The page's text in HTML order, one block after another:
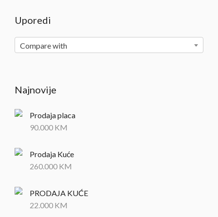
Uporedi
Compare with
Najnovije
Prodaja placa
90.000 KM
Prodaja Kuće
260.000 KM
PRODAJA KUĆE
22.000 KM